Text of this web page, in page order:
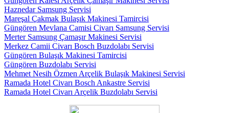
Haznedar Samsung Servisi
Mareşal Çakmak Bulaşık Makinesi Tamircisi
Güngören Mevlana Camisi Civarı Samsung Servisi
Merter Samsung Çamaşır Makinesi Servisi
Merkez Camii Civarı Bosch Buzdolabı Servisi
Güngören Bulaşık Makinesi Tamircisi
Güngören Buzdolabı Servisi
Mehmet Nesih Özmen Arçelik Bulaşık Makinesi Servisi
Ramada Hotel Civarı Bosch Ankastre Servisi
Ramada Hotel Civarı Arçelik Buzdolabı Servisi